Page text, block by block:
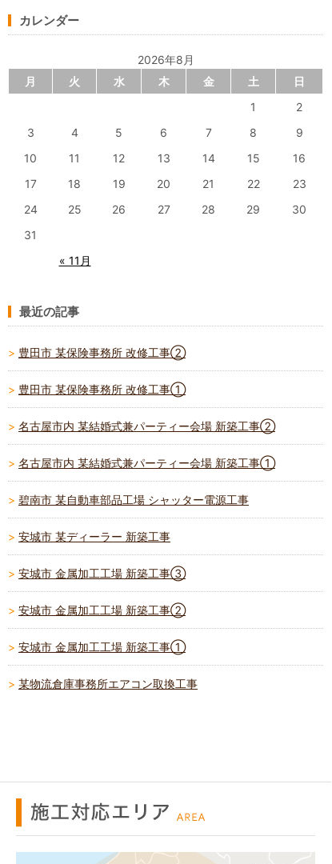
カレンダー
2026年8月
月
火 水 木 金 土 日
« 11月
1
2
3
4 5 6 7 8
9
10
11 12 13 14 15
16
17
18 19 20 21 22
23
24
25 26 27 28 29
30
31
最近の記事
豊田市 某保険事務所 改修工事②
豊田市 某保険事務所 改修工事①
名古屋市内 某結婚式兼パーティー会場 新築工事②
名古屋市内 某結婚式兼パーティー会場 新築工事①
碧南市 某自動車部品工場 シャッター電源工事
安城市 某ディーラー 新築工事
安城市 金属加工工場 新築工事③
安城市 金属加工工場 新築工事②
安城市 金属加工工場 新築工事①
某物流倉庫事務所エアコン取換工事